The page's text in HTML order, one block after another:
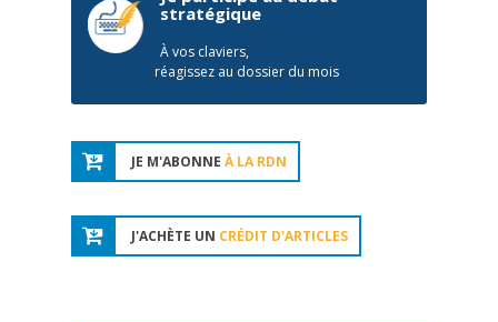
stratégique
À vos claviers,
réagissez au dossier du mois
JE M'ABONNE À LA RDN
J'ACHÈTE UN CRÉDIT D'ARTICLES